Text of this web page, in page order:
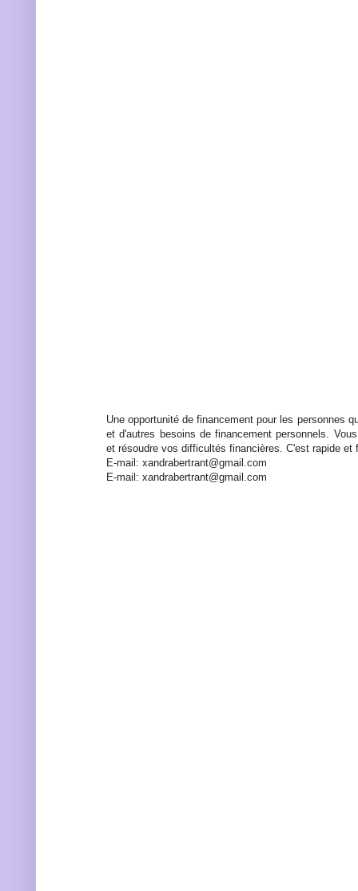
Une opportunité de financement pour les personnes
et d'autres besoins de financement personnels.
et résoudre vos difficultés financières. C'est rapide et
E-mail: xandrabertrant@gmail.com
E-mail: xandrabertrant@gmail.com